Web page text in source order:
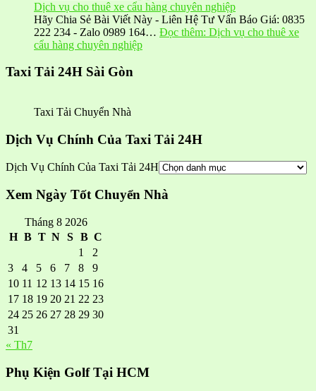
Dịch vụ cho thuê xe cẩu hàng chuyên nghiệp
Hãy Chia Sẻ Bài Viết Này - Liên Hệ Tư Vấn Báo Giá: 0835
222 234 - Zalo 0989 164… Đọc thêm: Dịch vụ cho thuê xe
cẩu hàng chuyên nghiệp
Taxi Tải 24H Sài Gòn
Taxi Tải Chuyển Nhà
Dịch Vụ Chính Của Taxi Tải 24H
Dịch Vụ Chính Của Taxi Tải 24H
Xem Ngày Tốt Chuyển Nhà
Tháng 8 2026
H B T N S B C
1
2
3
4 5 6 7 8
9
10 11 12 13 14 15 16
17 18 19 20 21 22 23
24 25 26 27 28 29 30
31
« Th7
Phụ Kiện Golf Tại HCM